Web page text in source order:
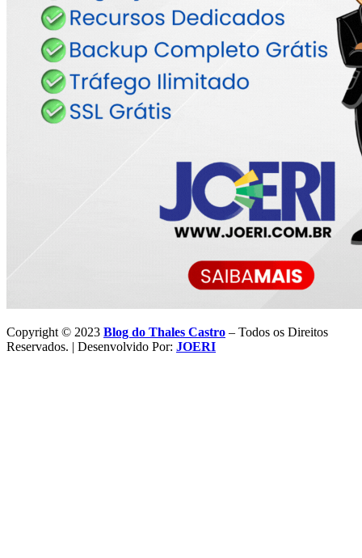
Copyright © 2023 Blog do Thales Castro – Todos os Direitos
Reservados. | Desenvolvido Por: JOERI